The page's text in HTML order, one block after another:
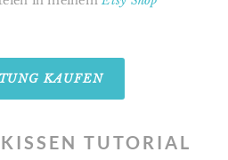
KAUFEN
TUTORIAL